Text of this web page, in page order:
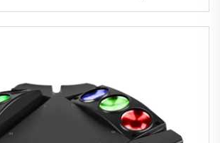
Sharpy 280 Вт Световые
головой для луча